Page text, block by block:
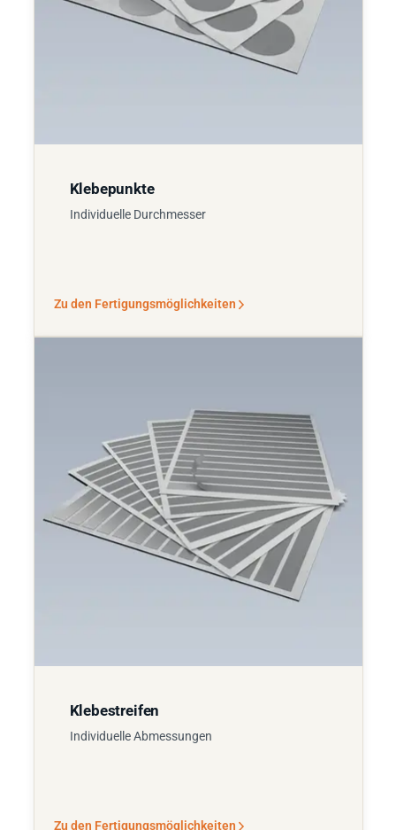
Klebepunkte
Individuelle Durchmesser
Zu den Fertigungsmöglichkeiten
Klebestreifen
Individuelle Abmessungen
Zu den Fertigungsmöglichkeiten